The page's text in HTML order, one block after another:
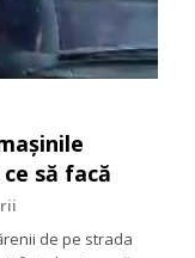
să facă
de pe strada